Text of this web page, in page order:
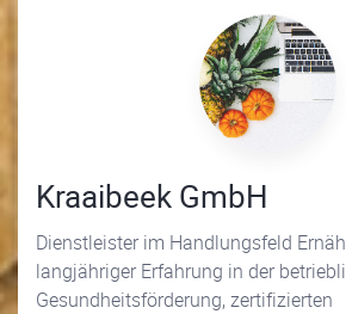
Kraaibeek GmbH
Dienstleister im Handlungsfeld
langjähriger Erfahrung in der
Gesundheitsförderung, zertifizierten